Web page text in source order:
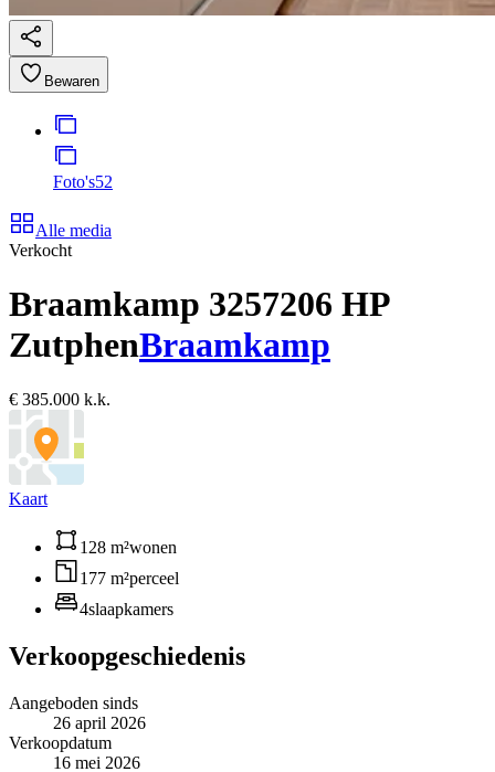
Bewaren
Foto's52
Alle media
Verkocht
Braamkamp 3257206 HP
ZutphenBraamkamp
€ 385.000 k.k.
Kaart
128 m²wonen
177 m²perceel
4slaapkamers
Verkoopgeschiedenis
Aangeboden sinds
26 april 2026
Verkoopdatum
16 mei 2026